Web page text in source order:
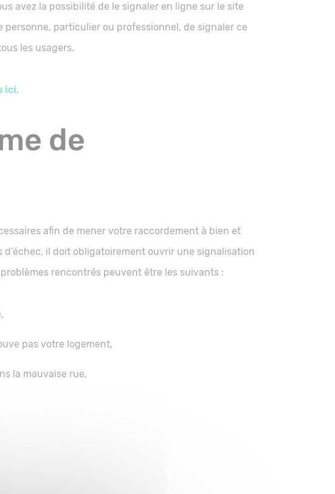
avez la possibilité de le signaler en ligne sur le site
personne, particulier ou professionnel, de signaler ce
les usagers.
ici.
de
afin de mener votre raccordement à bien et
il doit obligatoirement ouvrir une signalisation
rencontrés peuvent être les suivants :
pas votre logement,
la mauvaise rue,